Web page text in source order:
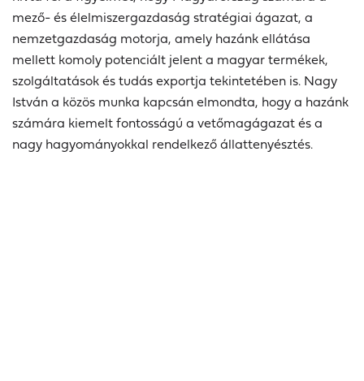
mező- és élelmiszergazdaság stratégiai ágazat, a
nemzetgazdaság motorja, amely hazánk ellátása
mellett komoly potenciált jelent a magyar termékek,
szolgáltatások és tudás exportja tekintetében is. Nagy
István a közös munka kapcsán elmondta, hogy a hazánk
számára kiemelt fontosságú a vetőmagágazat és a
nagy hagyományokkal rendelkező állattenyésztés.